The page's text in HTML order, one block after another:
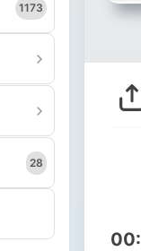
1173
28